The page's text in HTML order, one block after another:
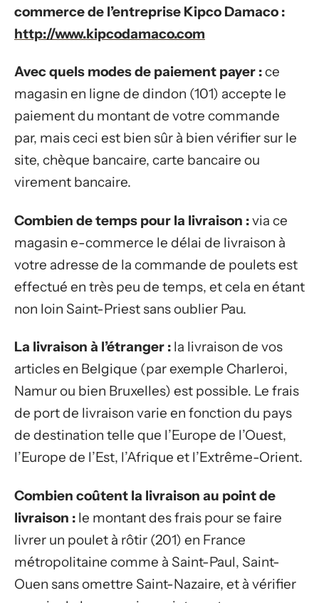
commerce de l’entreprise Kipco Damaco :
http://www.kipcodamaco.com
Avec quels modes de paiement payer :ce
magasin en ligne de dindon (101) accepte le
paiement du montant de votre commande
par, mais ceci est bien sûr à bien vérifier sur le
site, chèque bancaire, carte bancaire ou
virement bancaire.
Combien de temps pour la livraison :via ce
magasin e-commerce le délai de livraison à
votre adresse de la commande de poulets est
effectué en très peu de temps, et cela en étant
non loin Saint-Priest sans oublier Pau.
La livraison à l’étranger : la livraison de vos
articles en Belgique (par exemple Charleroi,
Namur ou bien Bruxelles) est possible. Le frais
de port de livraison varie en fonction du pays
de destination telle que l’Europe de l’Ouest,
l’Europe de l’Est, l’Afrique et l’Extrême-Orient.
Combien coûtent la livraison au point de
livraison : le montant des frais pour se faire
livrer un poulet à rôtir (201) en France
métropolitaine comme à Saint-Paul, Saint-
Ouen sans omettre Saint-Nazaire, et à vérifier